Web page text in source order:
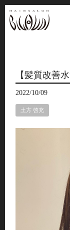
【髪質改善
2022/10/09
土方 啓充